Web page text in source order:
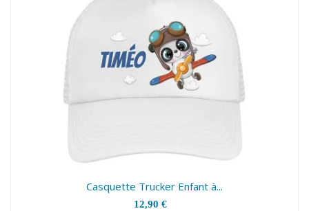
Casquette Trucker Enfant à...
12,90 €